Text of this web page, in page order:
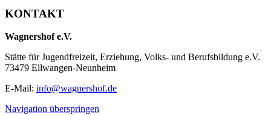
KONTAKT
Wagnershof e.V.
Stätte für Jugendfreizeit, Erziehung, Volks- und Berufsbildung e.V.
73479 Ellwangen-Neunheim
E-Mail: info@wagnershof.de
Navigation überspringen